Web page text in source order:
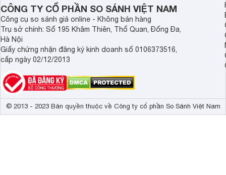
CÔNG TY CỔ PHẦN SO SÁNH VIỆT NAM
Công cụ so sánh giá online - Không bán hàng
Trụ sở chính: Số 195 Khâm Thiên, Thổ Quan, Đống Đa,
Hà Nội
Giấy chứng nhận đăng ký kinh doanh số 0106373516,
cấp ngày 02/12/2013
© 2013 - 2023 Bản quyền thuộc về Công ty cổ phần So Sánh Việt Nam